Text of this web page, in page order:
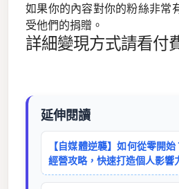
如果你的內容對你的粉絲非常
受他們的捐贈。
詳細變現方式請看付
延伸閱讀
【自媒體逆襲】如何從零開
經營攻略，快速打造個人影響